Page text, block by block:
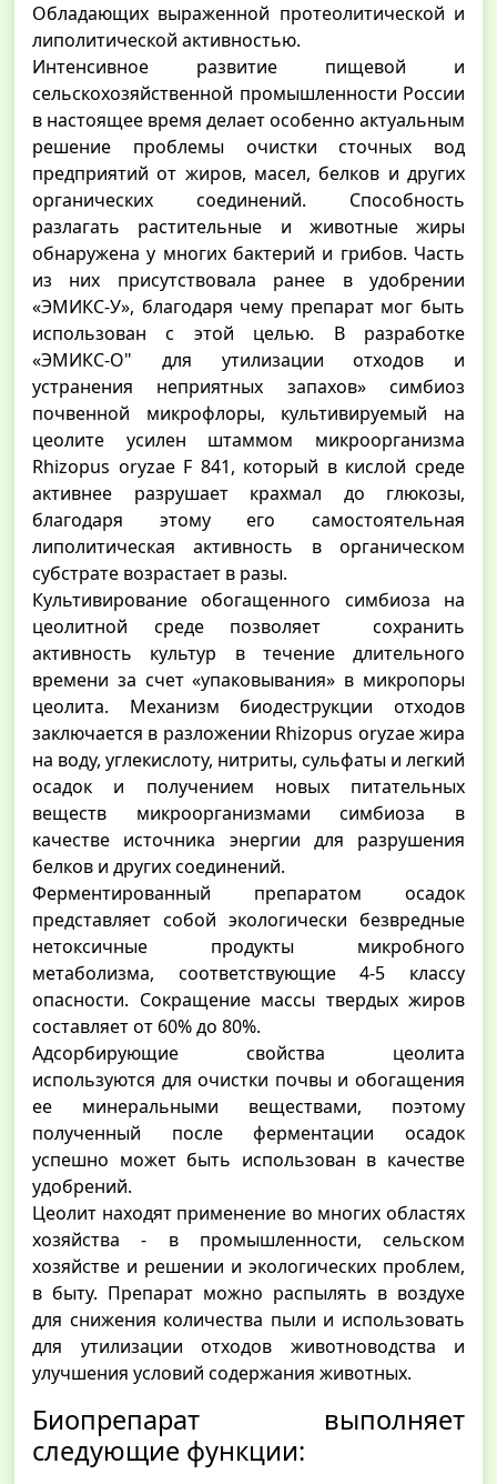
Обладающих выраженной протеолитической и
липолитической активностью.
Интенсивное развитие пищевой и
сельскохозяйственной промышленности России
в настоящее время делает особенно актуальным
решение проблемы очистки сточных вод
предприятий от жиров, масел, белков и других
органических соединений. Способность
разлагать растительные и животные жиры
обнаружена у многих бактерий и грибов. Часть
из них присутствовала ранее в удобрении
«ЭМИКС-У», благодаря чему препарат мог быть
использован с этой целью. В разработке
«ЭМИКС-О" для утилизации отходов и
устранения неприятных запахов» симбиоз
почвенной микрофлоры, культивируемый на
цеолите усилен штаммом микроорганизма
Rhizopus oryzae F 841, который в кислой среде
активнее разрушает крахмал до глюкозы,
благодаря этому его самостоятельная
липолитическая активность в органическом
субстрате возрастает в разы.
Культивирование обогащенного симбиоза на
цеолитной среде позволяет сохранить
активность культур в течение длительного
времени за счет «упаковывания» в микропоры
цеолита. Механизм биодеструкции отходов
заключается в разложении Rhizopus oryzae жира
на воду, углекислоту, нитриты, сульфаты и легкий
осадок и получением новых питательных
веществ микроорганизмами симбиоза в
качестве источника энергии для разрушения
белков и других соединений.
Ферментированный препаратом осадок
представляет собой экологически безвредные
нетоксичные продукты микробного
метаболизма, соответствующие 4-5 классу
опасности. Сокращение массы твердых жиров
составляет от 60% до 80%.
Адсорбирующие свойства цеолита
используются для очистки почвы и обогащения
ее минеральными веществами, поэтому
полученный после ферментации осадок
успешно может быть использован в качестве
удобрений.
Цеолит находят применение во многих областях
хозяйства - в промышленности, сельском
хозяйстве и решении и экологических проблем,
в быту. Препарат можно распылять в воздухе
для снижения количества пыли и использовать
для утилизации отходов животноводства и
улучшения условий содержания животных.
Биопрепарат выполняет
следующие функции: